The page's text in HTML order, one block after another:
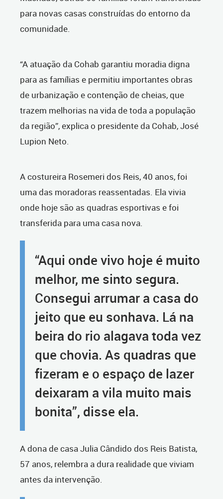
para novas casas construídas do entorno da
comunidade.
“A atuação da Cohab garantiu moradia digna
para as famílias e permitiu importantes obras
de urbanização e contenção de cheias, que
trazem melhorias na vida de toda a população
da região”, explica o presidente da Cohab, José
Lupion Neto.
A costureira Rosemeri dos Reis, 40 anos, foi
uma das moradoras reassentadas. Ela vivia
onde hoje são as quadras esportivas e foi
transferida para uma casa nova.
“Aqui onde vivo hoje é muito
melhor, me sinto segura.
Consegui arrumar a casa do
jeito que eu sonhava. Lá na
beira do rio alagava toda vez
que chovia. As quadras que
fizeram e o espaço de lazer
deixaram a vila muito mais
bonita”, disse ela.
A dona de casa Julia Cândido dos Reis Batista,
57 anos, relembra a dura realidade que viviam
antes da intervenção.